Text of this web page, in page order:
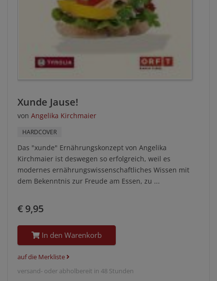
Xunde Jause!
von Angelika Kirchmaier
HARDCOVER
Das "xunde" Ernährungskonzept von Angelika
Kirchmaier ist deswegen so erfolgreich, weil es
modernes ernährungswissenschaftliches Wissen mit
dem Bekenntnis zur Freude am Essen, zu ...
€ 9,95
In den Warenkorb
auf die Merkliste
versand- oder abholbereit in 48 Stunden